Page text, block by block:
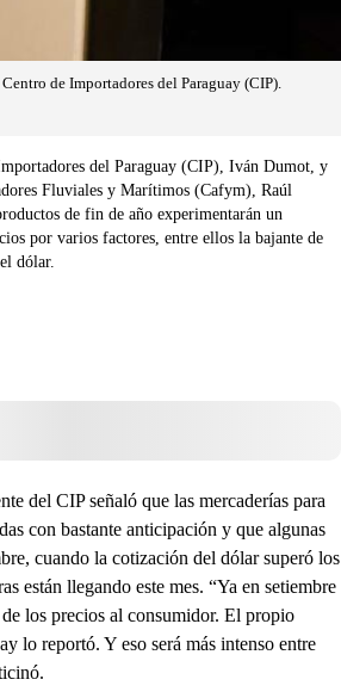
de Importadores del Paraguay (CIP).
del Paraguay (CIP), Iván Dumot, y
Fluviales y Marítimos (Cafym), Raúl
de fin de año experimentarán un
por varios factores, entre ellos la bajante de
dólar.
del CIP señaló que las mercaderías para
con bastante anticipación y que algunas
cuando la cotización del dólar superó los
están llegando este mes. “Ya en setiembre
los precios al consumidor. El propio
lo reportó. Y eso será más intenso entre